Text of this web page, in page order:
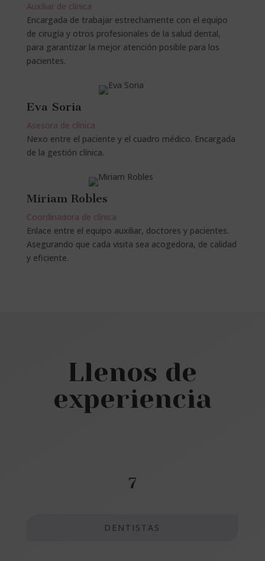
Auxiliar de clínica
Encargada de trabajar estrechamente con el equipo
de cirugía y otros profesionales de la salud dental,
para garantizar la mejor atención posible para los
pacientes.
Eva Soria
Asesora de clínica
Nexo entre el paciente y el cuadro médico. Encargada
de la gestión clínica.
Miriam Robles
Coordinadora de clínica
Enlace entre el equipo auxiliar, doctores y pacientes.
Asegurando que cada visita sea acogedora, de calidad
y eficiente.
Llenos de
experiencia
7
DENTISTAS